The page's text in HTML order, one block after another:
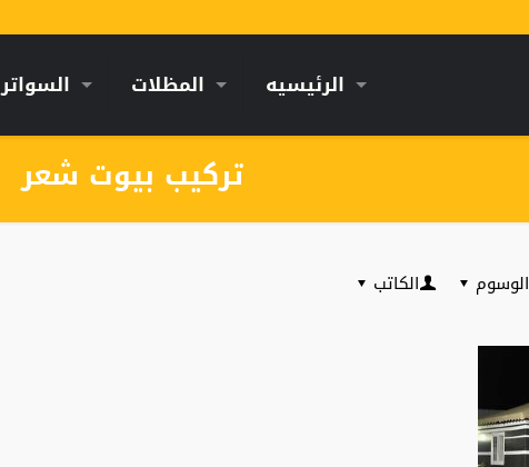
الرئيسيه المظلات السواتر
تركيب بيوت شعر
الوسوم الكاتب